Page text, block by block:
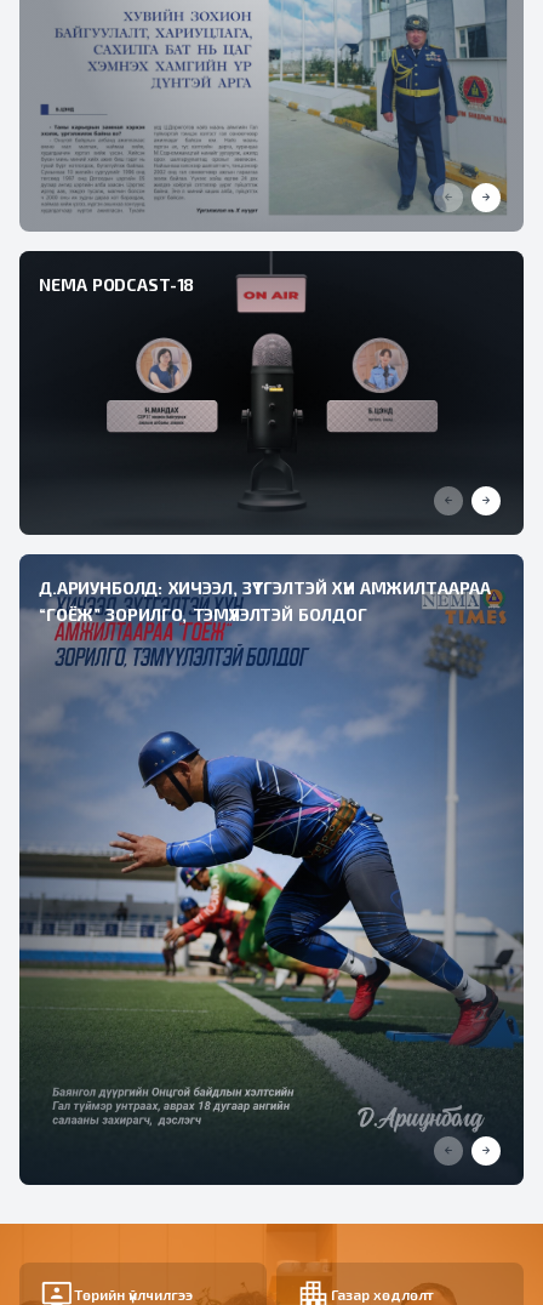
NEMA PODCAST-18
Д.АРИУНБОЛД: ХИЧЭЭЛ, ЗҮТГЭЛТЭЙ ХҮН АМЖИЛТААРАА
“ГОЁЖ” ЗОРИЛГО, ТЭМҮҮЛЭЛТЭЙ БОЛДОГ
Төрийн үйлчилгээ Газар хөдлөлт